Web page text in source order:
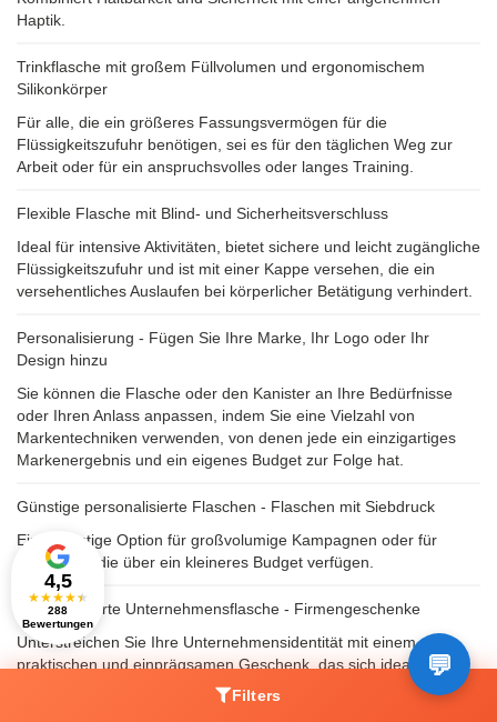
Haptik.
Trinkflasche mit großem Füllvolumen und ergonomischem
Silikonkörper
Für alle, die ein größeres Fassungsvermögen für die
Flüssigkeitszufuhr benötigen, sei es für den täglichen Weg zur
Arbeit oder für ein anspruchsvolles oder langes Training.
Flexible Flasche mit Blind- und Sicherheitsverschluss
Ideal für intensive Aktivitäten, bietet sichere und leicht zugängliche
Flüssigkeitszufuhr und ist mit einer Kappe versehen, die ein
versehentliches Auslaufen bei körperlicher Betätigung verhindert.
Personalisierung - Fügen Sie Ihre Marke, Ihr Logo oder Ihr
Design hinzu
Sie können die Flasche oder den Kanister an Ihre Bedürfnisse
oder Ihren Anlass anpassen, indem Sie eine Vielzahl von
Markentechniken verwenden, von denen jede ein einzigartiges
Markenergebnis und ein eigenes Budget zur Folge hat.
Günstige personalisierte Flaschen - Flaschen mit Siebdruck
Eine günstige Option für großvolumige Kampagnen oder für
diejenigen, die über ein kleineres Budget verfügen.
Personalisierte Unternehmensflasche - Firmengeschenke
Unterstreichen Sie Ihre Unternehmensidentität mit einem
praktischen und einprägsamen Geschenk, das sich ideal als Teil
eines Willkommenspakets eignet.Filters
4,5
★★★★★
288
Bewertungen